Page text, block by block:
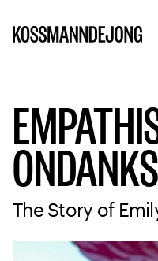
Home
The Story of